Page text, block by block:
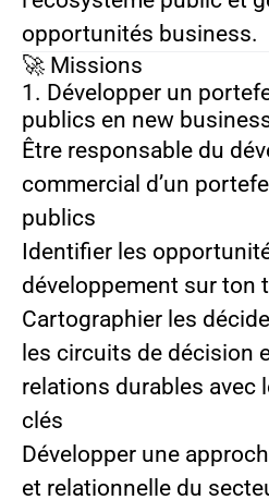
opportunités business.
🚀 Missions
1. Développer un
publics en new
Être responsable du
commercial d’un
publics
Identifier les
développement sur ton
Cartographier les
les circuits de décision
relations durables avec
clés
Développer une
et relationnelle du